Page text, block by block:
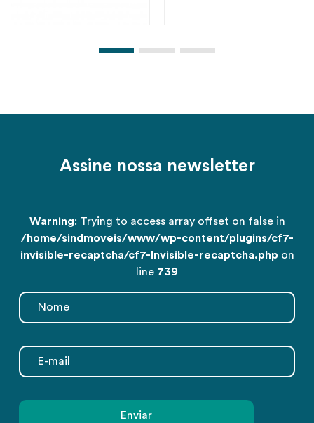
Assine nossa newsletter
Warning: Trying to access array offset on false in
/home/sindmoveis/www/wp-content/plugins/cf7-
invisible-recaptcha/cf7-Invisible-recaptcha.php on
line 739